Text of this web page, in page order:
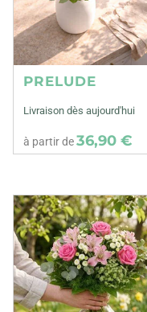
PRELUDE
Livraison dès aujourd'hui
à partir de36,90 €